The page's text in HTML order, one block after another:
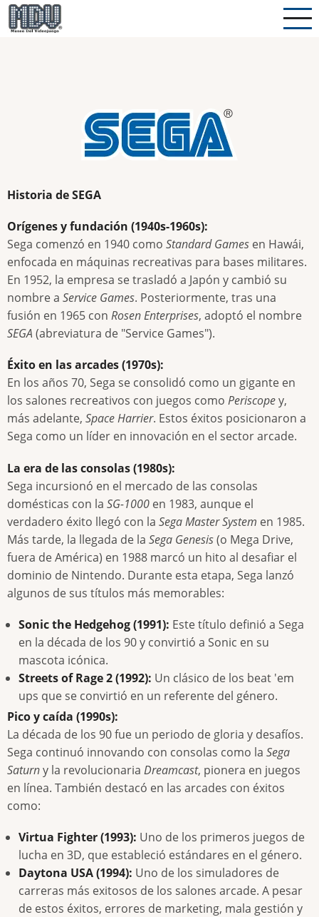
Pasar
al
Historia de SEGA
Orígenes y fundación (1940s-1960s):
Sega comenzó en 1940 como Standard Games en Hawái,
enfocada en máquinas recreativas para bases militares.
En 1952, la empresa se trasladó a Japón y cambió su
nombre a Service Games. Posteriormente, tras una
fusión en 1965 con Rosen Enterprises, adoptó el nombre
SEGA (abreviatura de "Service Games").
Éxito en las arcades (1970s):
En los años 70, Sega se consolidó como un gigante en
los salones recreativos con juegos como Periscopey,
más adelante, Space Harrier. Estos éxitos posicionaron a
Sega como un líder en innovación en el sector arcade.
La era de las consolas (1980s):
Sega incursionó en el mercado de las consolas
domésticas con la SG-1000 en 1983, aunque el
verdadero éxito llegó con la Sega Master System en 1985.
Más tarde, la llegada de la Sega Genesis(o Mega Drive,
fuera de América) en 1988 marcó un hito al desafiar el
dominio de Nintendo. Durante esta etapa, Sega lanzó
algunos de sus títulos más memorables:
Sonic the Hedgehog (1991): Este título definió a Sega
en la década de los 90 y convirtió a Sonic en su
mascota icónica.
Streets of Rage 2 (1992): Un clásico de los beat 'em
ups que se convirtió en un referente del género.
Pico y caída (1990s):
La década de los 90 fue un periodo de gloria y desafíos.
Sega continuó innovando con consolas como la Sega
Saturny la revolucionaria Dreamcast, pionera en juegos
en línea. También destacó en las arcades con éxitos
como:
Virtua Fighter (1993): Uno de los primeros juegos de
lucha en 3D, que estableció estándares en el género.
Daytona USA (1994): Uno de los simuladores de
carreras más exitosos de los salones arcade. A pesar
de estos éxitos, errores de marketing, mala gestión y